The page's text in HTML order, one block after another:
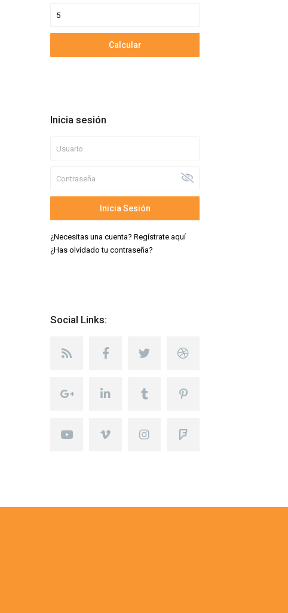
Calcular
Inicia sesión
Inicia Sesión
¿Necesitas una cuenta? Regístrate aquí
¿Has olvidado tu contraseña?
Social Links: